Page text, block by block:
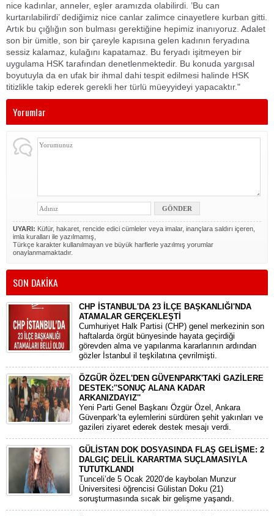
nice kadınlar, anneler, eşler aramızda olabilirdi. ’Bu can
kurtarılabilirdi’ dediğimiz nice canlar zalimce cinayetlere kurban gitti.
Artık bu çığlığın son bulması gerektiğine hepimiz inanıyoruz. Adalet
son bir ümitle, son bir çareyle kapısına gelen kadının feryadına
sessiz kalamaz, kulağını kapatamaz. Bu feryadı işitmeyen bir
uygulama HSK tarafından denetlenmektedir. Bu konuda yargısal
boyutuyla da en ufak bir ihmal dahi tespit edilmesi halinde HSK
titizlikle takip ederek gerekli her türlü müeyyideyi yapacaktır."
Yorumlar
UYARI: Küfür, hakaret, rencide edici cümleler veya imalar, inançlara saldırı içeren,
imla kuralları ile yazılmamış,
Türkçe karakter kullanılmayan ve büyük harflerle yazılmış yorumlar
onaylanmamaktadır.
SON DAKİKA
CHP İSTANBUL'DA 23 İLÇE BAŞKANLIĞI'NDA
ATAMALAR GERÇEKLEŞTİ
​Cumhuriyet Halk Partisi (CHP) genel merkezinin son
haftalarda örgüt bünyesinde hayata geçirdiği
görevden alma ve yapılanma kararlarının ardından
gözler İstanbul il teşkilatına çevrilmişti.
ÖZGÜR ÖZEL'DEN GÜVENPARK'TAKİ GAZİLERE
DESTEK:''SONUÇ ALANA KADAR
ARKANIZDAYIZ''
​Yeni Parti Genel Başkanı Özgür Özel, Ankara
Güvenpark’ta eylemlerini sürdüren şehit yakınları ve
gazileri ziyaret ederek destek mesajı verdi.
GÜLİSTAN DOK DOSYASINDA FLAŞ GELİŞME: 2
DALGIÇ DELİL KARARTMA SUÇLAMASIYLA
TUTUTKLANDI
​Tunceli’de 5 Ocak 2020’de kaybolan Munzur
Üniversitesi öğrencisi Gülistan Doku (21)
soruşturmasında sıcak bir gelişme yaşandı.